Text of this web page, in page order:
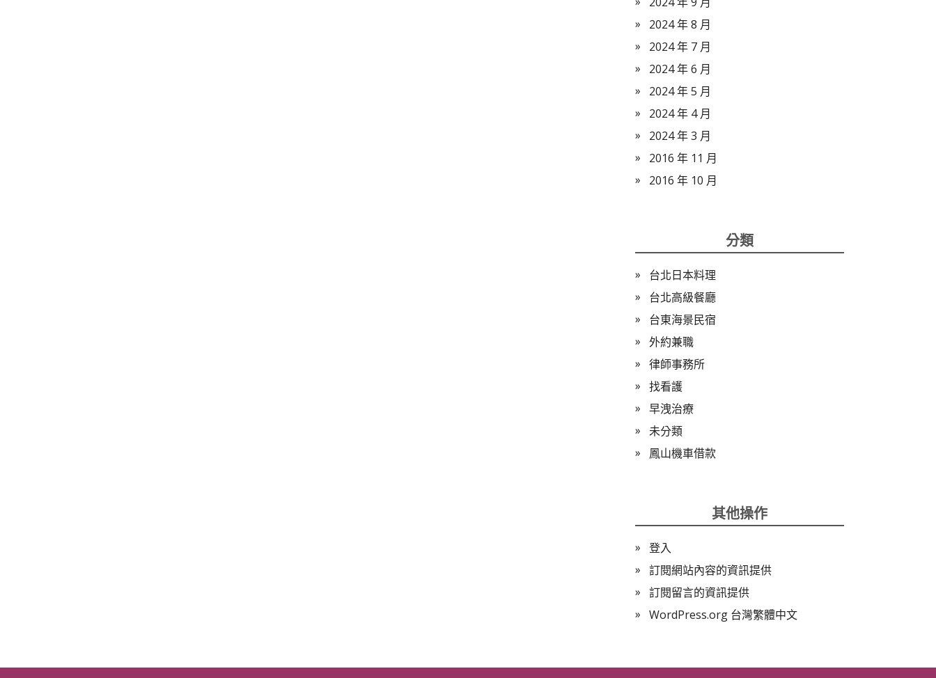
2024 年 8 月
2024 年 7 月
2024 年 6 月
2024 年 5 月
2024 年 4 月
2024 年 3 月
2016 年 11 月
2016 年 10 月
分類
台北日本料理
台北高級餐廳
台東海景民宿
外約兼職
律師事務所
找看護
早洩治療
未分類
鳳山機車借款
其他操作
登入
訂閱網站內容的資訊提供
訂閱留言的資訊提供
WordPress.org 台灣繁體中文